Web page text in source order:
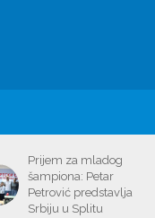
Prijem za mladog
šampiona: Petar
Petrović predstavlja
Srbiju u Splitu